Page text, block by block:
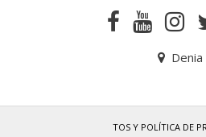
Denia
TOS Y POLÍTICA DE